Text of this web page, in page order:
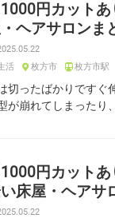
1000円カット
ヘアサロンま
活
枚方市 枚方市駅
切ったばかりですぐ
が崩れてしまったり
1000円カット
床屋・ヘアサ